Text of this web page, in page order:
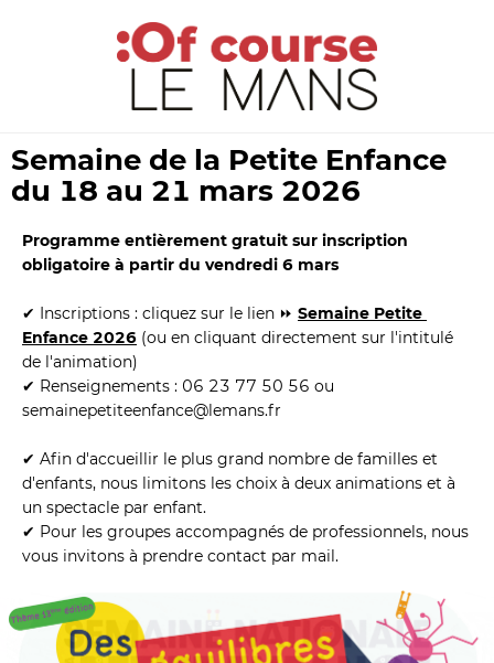
Semaine de la Petite Enfance
du 18 au 21 mars 2026
Programme entièrement gratuit sur inscription
obligatoire à partir du vendredi 6 mars
✔ Inscriptions : cliquez sur le lien ⏩ Semaine Petite
Enfance 2026 (ou en cliquant directement sur l'intitulé
de l'animation)
✔ Renseignements : 06 23 77 50 56 ou
semainepetiteenfance@lemans.fr
✔ Afin d'accueillir le plus grand nombre de familles et
d'enfants, nous limitons les choix à deux animations et à
un spectacle par enfant.
✔ Pour les groupes accompagnés de professionnels, nous
vous invitons à prendre contact par mail.